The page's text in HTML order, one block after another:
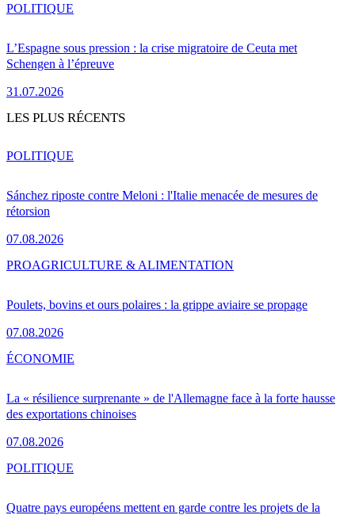
L’Espagne sous pression : la crise migratoire de Ceuta met
Schengen à l’épreuve
31.07.2026
POLITIQUE
LES PLUS RÉCENTS
Sánchez riposte contre Meloni : l'Italie menacée de mesures de
rétorsion
07.08.2026
POLITIQUE
Poulets, bovins et ours polaires : la grippe aviaire se propage
07.08.2026
PROAGRICULTURE & ALIMENTATION
La « résilience surprenante » de l'Allemagne face à la forte hausse
des exportations chinoises
07.08.2026
ÉCONOMIE
Quatre pays européens mettent en garde contre les projets de la
POLITIQUE